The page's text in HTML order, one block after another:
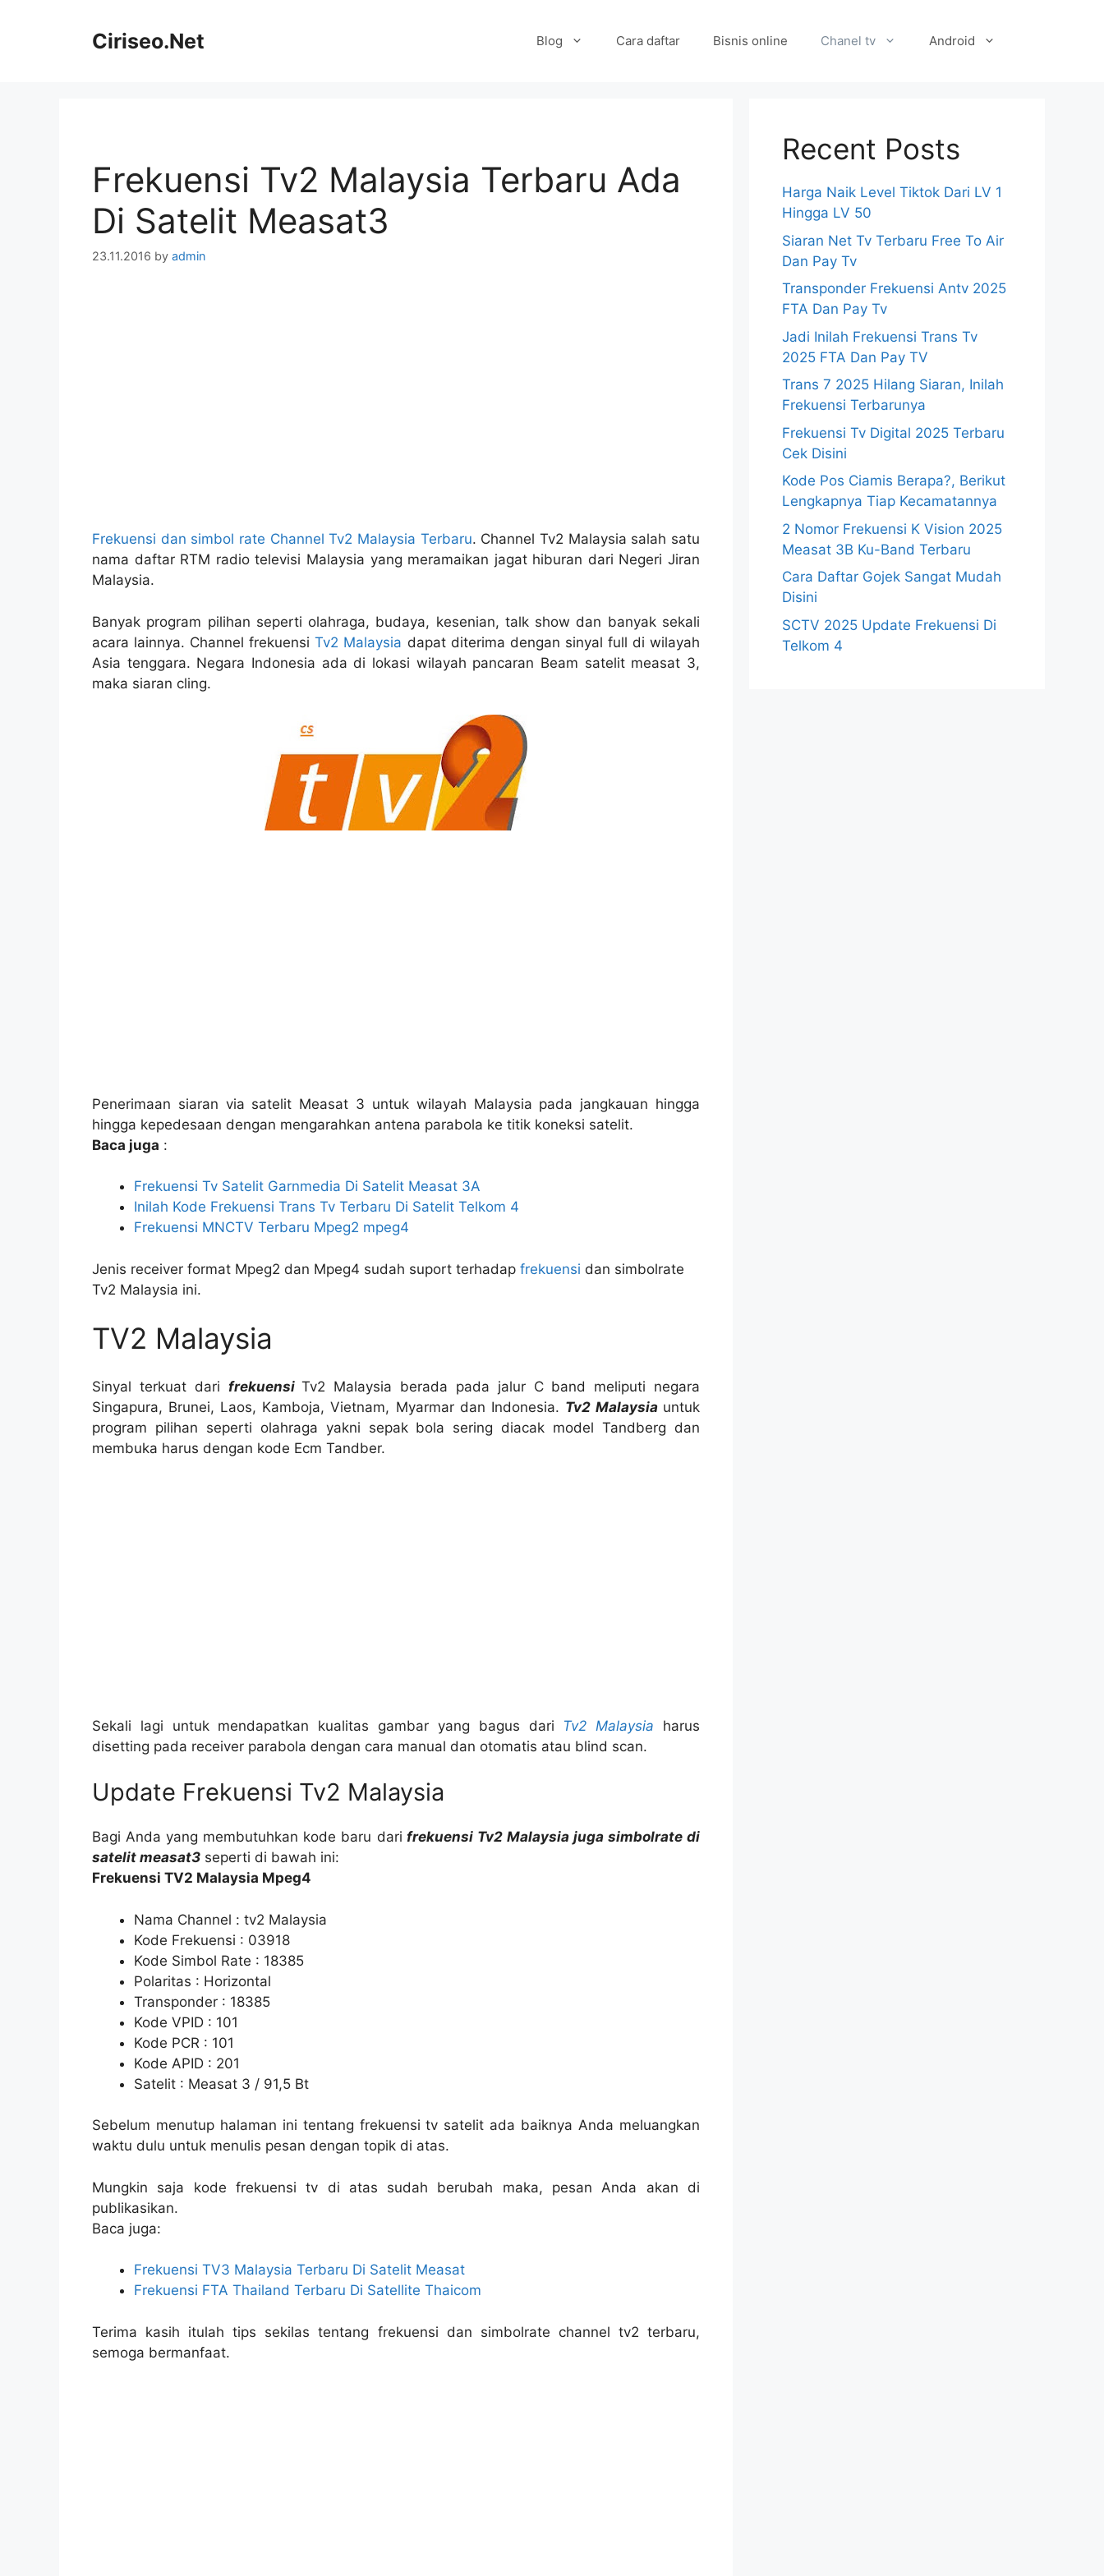
Ciriseo.Net Blog Cara daftar Bisnis online Chanel tv Android
Frekuensi Tv2 Malaysia Terbaru Ada
Di Satelit Measat3
23.11.2016 by admin
Frekuensi dan simbol rate Channel Tv2 Malaysia Terbaru. Channel Tv2 Malaysia salah satu
nama daftar RTM radio televisi Malaysia yang meramaikan jagat hiburan dari Negeri Jiran
Malaysia.
Banyak program pilihan seperti olahraga, budaya, kesenian, talk show dan banyak sekali
acara lainnya. Channel frekuensiTv2 Malaysia dapat diterima dengan sinyal full di wilayah
Asia tenggara. Negara Indonesia ada di lokasi wilayah pancaran Beam satelit measat 3,
maka siaran cling.
Penerimaan siaran via satelit Measat 3 untuk wilayah Malaysia pada jangkauan hingga
hingga kepedesaan dengan mengarahkan antena parabola ke titik koneksi satelit.
Baca juga :
Frekuensi Tv Satelit Garnmedia Di Satelit Measat 3A
Inilah Kode Frekuensi Trans Tv Terbaru Di Satelit Telkom 4
Frekuensi MNCTV Terbaru Mpeg2 mpeg4
Jenis receiver format Mpeg2 dan Mpeg4 sudah suport terhadap frekuensi dan simbolrate
Tv2 Malaysia ini.
TV2 Malaysia
Sinyal terkuat dari frekuensiTv2 Malaysia berada pada jalur C band meliputi negara
Singapura, Brunei, Laos, Kamboja, Vietnam, Myarmar dan Indonesia. Tv2 Malaysia untuk
program pilihan seperti olahraga yakni sepak bola sering diacak model Tandberg dan
membuka harus dengan kode Ecm Tandber.
Sekali lagi untuk mendapatkan kualitas gambar yang bagus dari Tv2 Malaysia harus
disetting pada receiver parabola dengan cara manual dan otomatis atau blind scan.
Update Frekuensi Tv2 Malaysia
Bagi Anda yang membutuhkan kode baru dari frekuensi Tv2 Malaysia juga simbolrate di
satelit measat3 seperti di bawah ini:
Frekuensi TV2 Malaysia Mpeg4
Nama Channel : tv2 Malaysia
Kode Frekuensi : 03918
Kode Simbol Rate : 18385
Polaritas : Horizontal
Transponder : 18385
Kode VPID : 101
Kode PCR : 101
Kode APID : 201
Satelit : Measat 3 / 91,5 Bt
Sebelum menutup halaman ini tentang frekuensi tv satelit ada baiknya Anda meluangkan
waktu dulu untuk menulis pesan dengan topik di atas.
Mungkin saja kode frekuensi tv di atas sudah berubah maka, pesan Anda akan di
publikasikan.
Baca juga:
Frekuensi TV3 Malaysia Terbaru Di Satelit Measat
Frekuensi FTA Thailand Terbaru Di Satellite Thaicom
Terima kasih itulah tips sekilas tentang frekuensi dan simbolrate channel tv2 terbaru,
semoga bermanfaat.
Recent Posts
Harga Naik Level Tiktok Dari LV 1
Hingga LV 50
Siaran Net Tv Terbaru Free To Air
Dan Pay Tv
Transponder Frekuensi Antv 2025
FTA Dan Pay Tv
Jadi Inilah Frekuensi Trans Tv
2025 FTA Dan Pay TV
Trans 7 2025 Hilang Siaran, Inilah
Frekuensi Terbarunya
Frekuensi Tv Digital 2025 Terbaru
Cek Disini
Kode Pos Ciamis Berapa?, Berikut
Lengkapnya Tiap Kecamatannya
2 Nomor Frekuensi K Vision 2025
Measat 3B Ku-Band Terbaru
Cara Daftar Gojek Sangat Mudah
Disini
SCTV 2025 Update Frekuensi Di
Telkom 4